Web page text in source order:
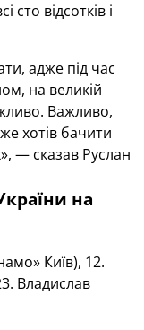
сто відсотків і
адже під час
на великій
Важливо,
хотів бачити
— сказав Руслан
на
Київ), 12.
Владислав